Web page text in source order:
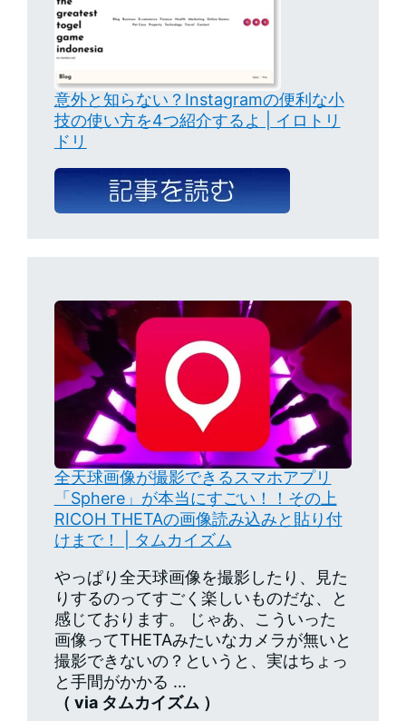
意外と知らない？Instagramの便利な小
技の使い方を4つ紹介するよ | イロトリ
ドリ
全天球画像が撮影できるスマホアプリ
「Sphere」が本当にすごい！！その上
RICOH THETAの画像読み込みと貼り付
けまで！ | タムカイズム
やっぱり全天球画像を撮影したり、見た
りするのってすごく楽しいものだな、と
感じております。 じゃあ、こういった
画像ってTHETAみたいなカメラが無いと
撮影できないの？というと、実はちょっ
と手間がかかる …
（ via タムカイズム ）